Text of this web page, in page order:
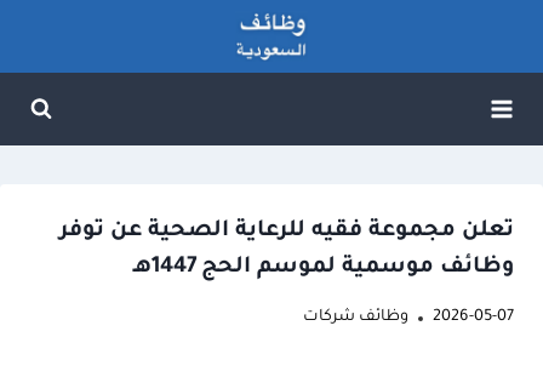
المحتوى
تعلن مجموعة فقيه للرعاية الصحية عن توفر
وظائف موسمية لموسم الحج 1447هـ
2026-05-07 وظائف شركات